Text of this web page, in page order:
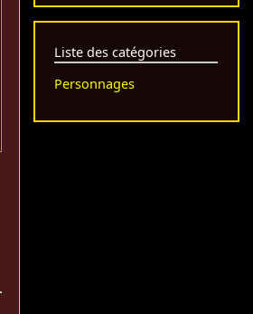
Liste des catégories
Personnages